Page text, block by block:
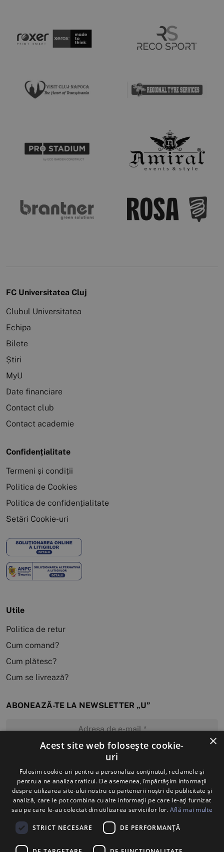
FC Universitatea Cluj
Clubul Universitatea
Echipa
Bilete
Știri
MyU
Date financiare
Contact club
Contact academie
Confidențialitate
Termeni și condiții
Politica de Cookies
Politica de confidențialitate
Setări Cookie-uri
Utile
Politica de retur
Cum comand?
Cum plătesc?
Cum se livrează?
ABONEAZĂ-TE LA NEWSLETTER „U”
MĂ ABONEZ
×
Acest site web folosește cookie-
uri
Folosim cookie-uri pentru a personaliza conținutul, reclamele și
pentru a ne analiza traficul. De asemenea, împărtășim informații
despre utilizarea site-ului nostru cu partenerii noștri de publicitate și
analiză, care le pot combina cu alte informații pe care le-ați furnizat
sau pe care le-au colectat din utilizarea serviciilor lor. Află mai multe
STRICT NECESARE DE PERFORMANȚĂ